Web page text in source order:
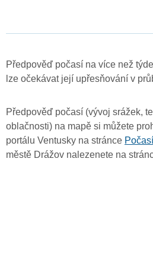
Předpověď počasí na více než
lze očekávat její upřesňování v
Předpověď počasí (vývoj srážek,
oblačnosti) na mapě si můžete
portálu Ventusky na stránce
městě Drážov nalezenete na